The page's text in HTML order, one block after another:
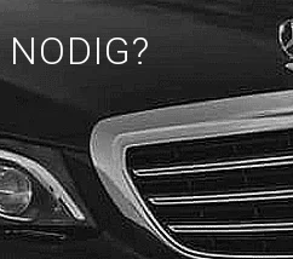
NODIG?